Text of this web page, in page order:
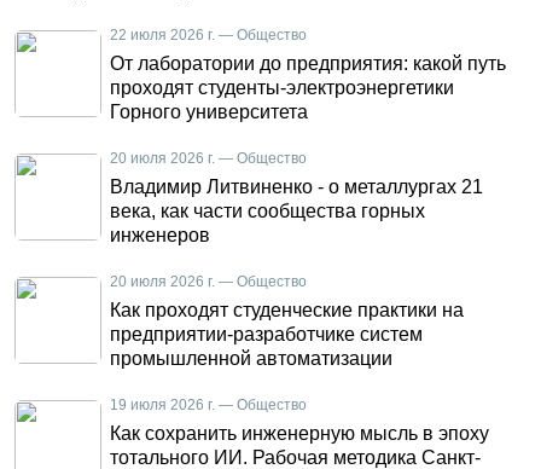
22 июля 2026 г. — Общество
От лаборатории до предприятия: какой путь
проходят студенты-электроэнергетики
Горного университета
20 июля 2026 г. — Общество
Владимир Литвиненко - о металлургах 21
века, как части сообщества горных
инженеров
20 июля 2026 г. — Общество
Как проходят студенческие практики на
предприятии-разработчике систем
промышленной автоматизации
19 июля 2026 г. — Общество
Как сохранить инженерную мысль в эпоху
тотального ИИ. Рабочая методика Санкт-